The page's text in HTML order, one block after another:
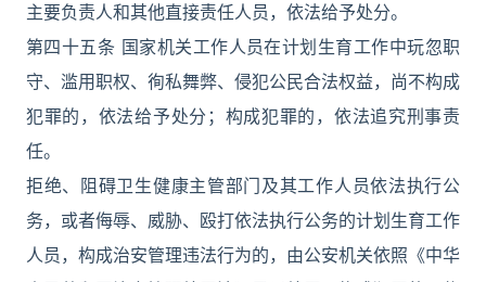
主要负责人和其他直接责任人员，依法给予处分。
第四十五条 国家机关工作人员在计划生育工作中玩忽职
守、滥用职权、徇私舞弊、侵犯公民合法权益，尚不构成
犯罪的，依法给予处分；构成犯罪的，依法追究刑事责
任。
拒绝、阻碍卫生健康主管部门及其工作人员依法执行公
务，或者侮辱、威胁、殴打依法执行公务的计划生育工作
人员，构成治安管理违法行为的，由公安机关依照《中华